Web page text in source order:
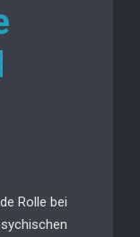
Rolle bei